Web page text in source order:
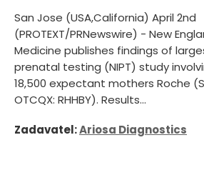
San Jose (USA,California) April 2nd
(PROTEXT/PRNewswire) - New
Medicine publishes findings of
prenatal testing (NIPT) study
18,500 expectant mothers Roche
OTCQX: RHHBY). Results...
Zadavatel:Ariosa Diagnostics